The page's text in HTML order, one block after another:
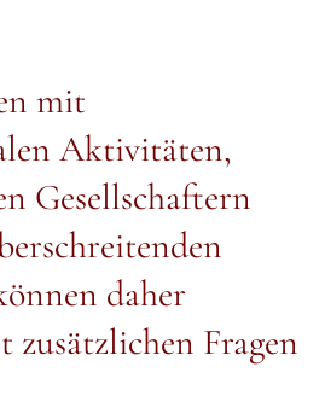
mit
Aktivitäten,
Gesellschaftern
daher
zusätzlichen Fragen